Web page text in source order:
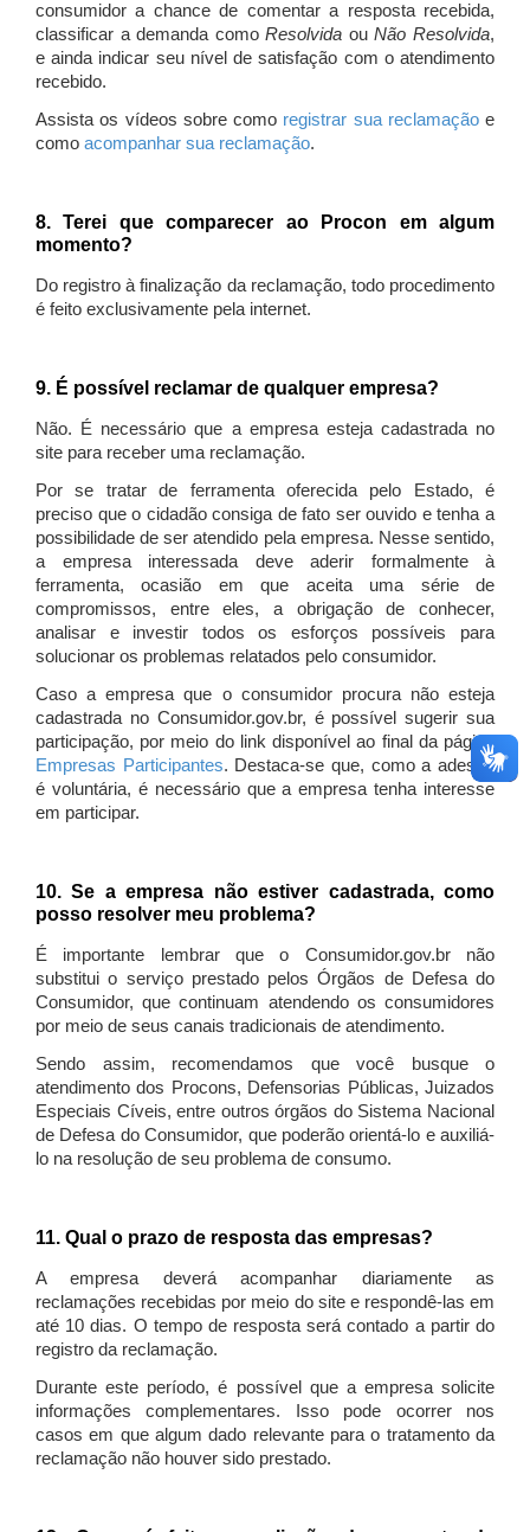
consumidor a chance de comentar a resposta recebida,
classificar a demanda comoResolvida ouNão Resolvida,
e ainda indicar seu nível de satisfação com o atendimento
recebido.
Assista os vídeos sobre como registrar sua reclamaçãoe
como acompanhar sua reclamação.
8. Terei que comparecer ao Procon em algum
momento?
Do registro à finalização da reclamação, todo procedimento
é feito exclusivamente pela internet.
9. É possível reclamar de qualquer empresa?
Não. É necessário que a empresa esteja cadastrada no
site para receber uma reclamação.
Por se tratar de ferramenta oferecida pelo Estado, é
preciso que o cidadão consiga de fato ser ouvido e tenha a
possibilidade de ser atendido pela empresa. Nesse sentido,
a empresa interessada deve aderir formalmente à
ferramenta, ocasião em que aceita uma série de
compromissos, entre eles, a obrigação de conhecer,
analisar e investir todos os esforços possíveis para
solucionar os problemas relatados pelo consumidor.
Caso a empresa que o consumidor procura não esteja
cadastrada no Consumidor.gov.br, é possível sugerir sua
participação, por meio do link disponível ao final da página
Empresas Participantes. Destaca-se que, como a adesão
é voluntária, é necessário que a empresa tenha interesse
em participar.
10. Se a empresa não estiver cadastrada, como
posso resolver meu problema?
É importante lembrar que o Consumidor.gov.br não
substitui o serviço prestado pelos Órgãos de Defesa do
Consumidor, que continuam atendendo os consumidores
por meio de seus canais tradicionais de atendimento.
Sendo assim, recomendamos que você busque o
atendimento dos Procons, Defensorias Públicas, Juizados
Especiais Cíveis, entre outros órgãos do Sistema Nacional
de Defesa do Consumidor, que poderão orientá-lo e auxiliá-
lo na resolução de seu problema de consumo.
11. Qual o prazo de resposta das empresas?
A empresa deverá acompanhar diariamente as
reclamações recebidas por meio do site e respondê-las em
até 10 dias. O tempo de resposta será contado a partir do
registro da reclamação.
Durante este período, é possível que a empresa solicite
informações complementares. Isso pode ocorrer nos
casos em que algum dado relevante para o tratamento da
reclamação não houver sido prestado.